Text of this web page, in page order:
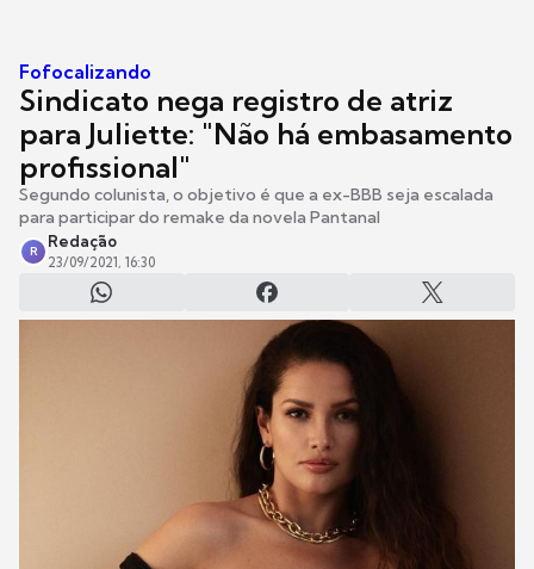
Fofocalizando
Sindicato nega registro de atriz
para Juliette: "Não há embasamento
profissional"
Segundo colunista, o objetivo é que a ex-BBB seja escalada
para participar do remake da novela Pantanal
R
Redação
23/09/2021, 16:30